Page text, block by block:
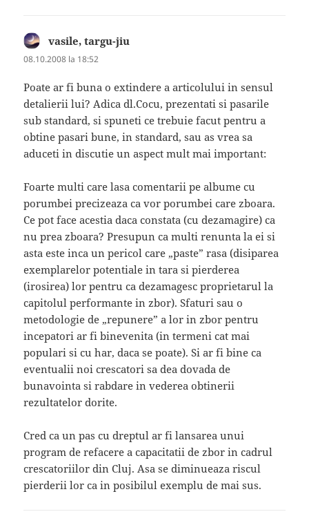
vasile, targu-jiu
08.10.2008 la 18:52
Poate ar fi buna o extindere a articolului in sensul
detalierii lui? Adica dl.Cocu, prezentati si pasarile
sub standard, si spuneti ce trebuie facut pentru a
obtine pasari bune, in standard, sau as vrea sa
aduceti in discutie un aspect mult mai important:
Foarte multi care lasa comentarii pe albume cu
porumbei precizeaza ca vor porumbei care zboara.
Ce pot face acestia daca constata (cu dezamagire) ca
nu prea zboara? Presupun ca multi renunta la ei si
asta este inca un pericol care „paste” rasa (disiparea
exemplarelor potentiale in tara si pierderea
(irosirea) lor pentru ca dezamagesc proprietarul la
capitolul performante in zbor). Sfaturi sau o
metodologie de „repunere” a lor in zbor pentru
incepatori ar fi binevenita (in termeni cat mai
populari si cu har, daca se poate). Si ar fi bine ca
eventualii noi crescatori sa dea dovada de
bunavointa si rabdare in vederea obtinerii
rezultatelor dorite.
Cred ca un pas cu dreptul ar fi lansarea unui
program de refacere a capacitatii de zbor in cadrul
crescatoriilor din Cluj. Asa se diminueaza riscul
pierderii lor ca in posibilul exemplu de mai sus.